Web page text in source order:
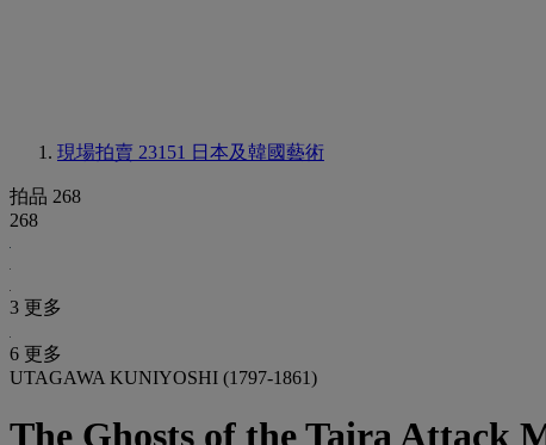
現場拍賣 23151 日本及韓國藝術
拍品 268
268
3 更多
6 更多
UTAGAWA KUNIYOSHI (1797-1861)
The Ghosts of the Taira Attack